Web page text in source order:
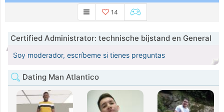
14
Certified Administrator: technische bijstand en General
Soy moderador, escríbeme si tienes preguntas
Dating Man Atlantico